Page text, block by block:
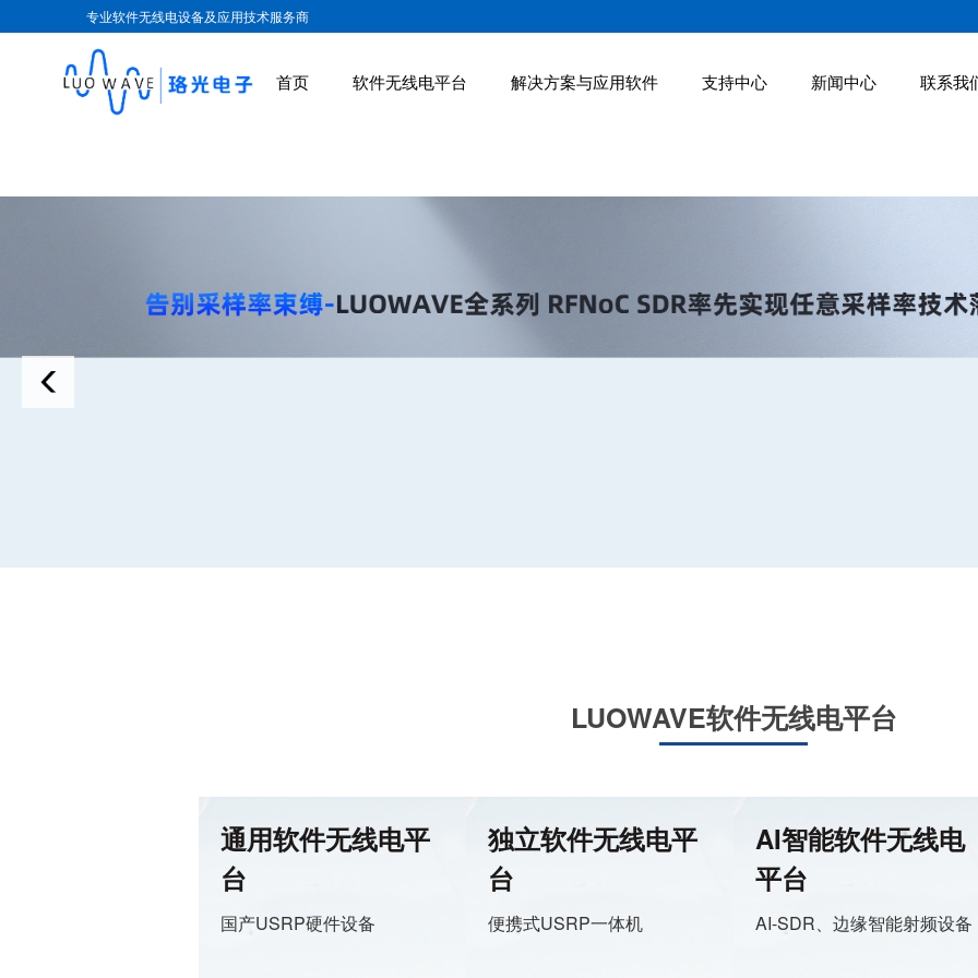
专业软件无线电设备及应用技术服务商
首页 软件无线电平台 解决方案与应用软件 支持中心 新闻中心 联系我
LUOWAVE软件无线电平台
通用软件无线电平
台
国产USRP硬件设备
独立软件无线电平
台
便携式USRP一体机
AI智能软件无线电
平台
AI-SDR、边缘智能射频设备